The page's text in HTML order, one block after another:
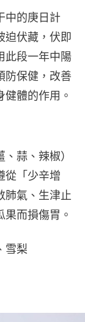
中的庚日計
迫伏藏，伏即
此段一年中陽
防保健，改善
體的作用。
蒜、辣椒）
從「少辛增
肺氣、生津止
而損傷胃。
雪梨